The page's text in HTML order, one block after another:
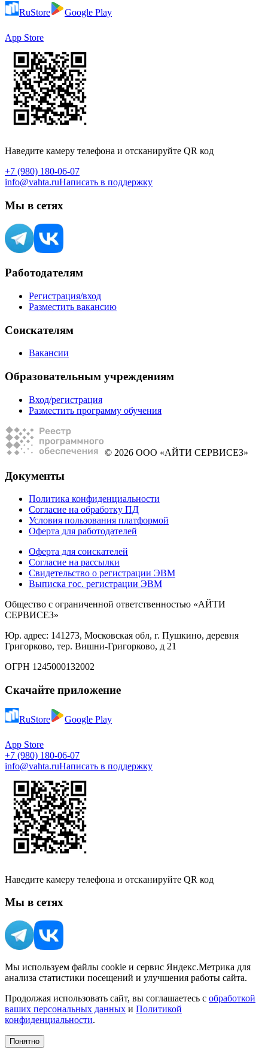
RuStore Google Play
App Store
Наведите камеру телефона и отсканируйте QR код
+7 (980) 180-06-07
info@vahta.ruНаписать в поддержку
Мы в сетях
Работодателям
Регистрация/вход
Разместить вакансию
Соискателям
Вакансии
Образовательным учреждениям
Вход/регистрация
Разместить программу обучения
© 2026 ООО «АЙТИ СЕРВИСЕЗ»
Документы
Политика конфиденциальности
Согласие на обработку ПД
Условия пользования платформой
Оферта для работодателей
Оферта для соискателей
Согласие на рассылки
Свидетельство о регистрации ЭВМ
Выписка гос. регистрации ЭВМ
Общество с ограниченной ответственностью «АЙТИ
СЕРВИСЕЗ»
Юр. адрес: 141273, Московская обл, г. Пушкино, деревня
Григорково, тер. Вишни-Григорково, д 21
ОГРН 1245000132002
Скачайте приложение
RuStore Google Play
App Store
+7 (980) 180-06-07
info@vahta.ruНаписать в поддержку
Наведите камеру телефона и отсканируйте QR код
Мы в сетях
Мы используем файлы cookie и сервис Яндекс.Метрика для
анализа статистики посещений и улучшения работы сайта.
Продолжая использовать сайт, вы соглашаетесь с обработкой
ваших персональных данных и Политикой
конфиденциальности.
Понятно